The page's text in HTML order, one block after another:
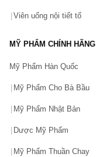
Viên uống nội tiết tố
MỸ PHẨM CHÍNH HÃNG
Mỹ Phẩm Hàn Quốc
Mỹ Phẩm Cho Bà Bầu
Mỹ Phẩm Nhật Bản
Dược Mỹ Phẩm
Mỹ Phẩm Thuần Chay